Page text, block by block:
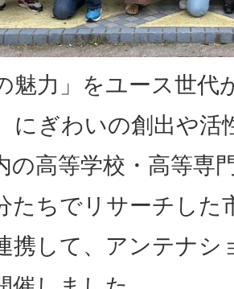
魅力」をユース世
にぎわいの創出や活
の高等学校・高等専
たちでリサーチした
携して、アンテナシ